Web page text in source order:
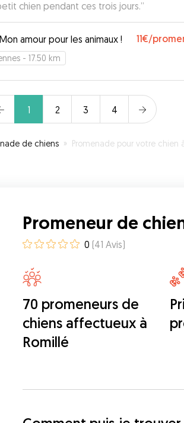
chien pendant ces trois jours.”
Mon amour pour les animaux ! 11€/
- 17.50 km
1 2 3 4
de chiens » Promenade pour votre chien à
Promeneur de
0 (41 Avis)
70 promeneurs de
chiens affectueux à
Romillé